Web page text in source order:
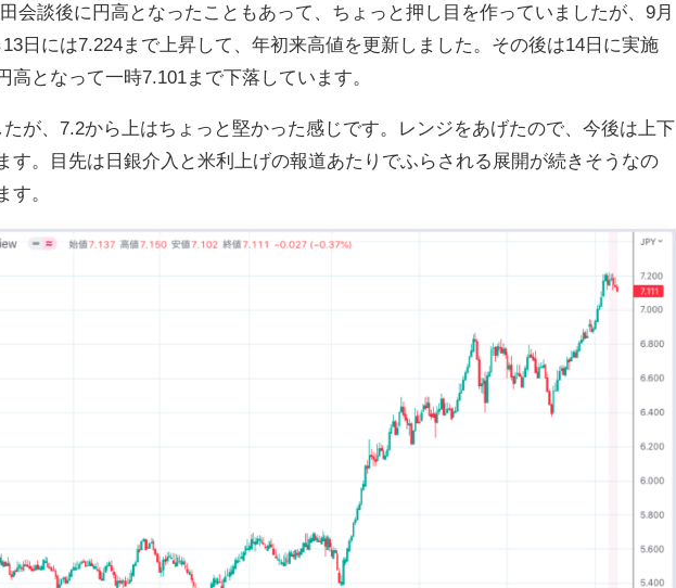
会談後に円高となったこともあって、ちょっと押し目を作っていましたが、9月
日には7.224まで上昇して、年初来高値を更新しました。その後は14日に実施
となって一時7.101まで下落しています。
が、7.2から上はちょっと堅かった感じです。レンジをあげたので、今後は上下
す。目先は日銀介入と米利上げの報道あたりでふらされる展開が続きそうなの
。